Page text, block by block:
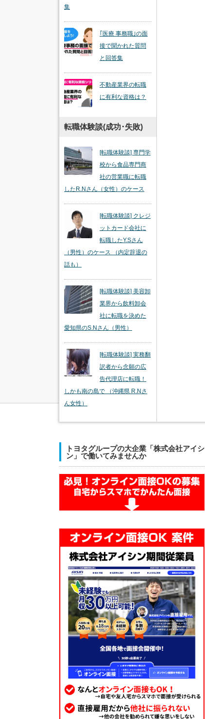
集
｢医療 事務職｣の面
接で聞かれた質問
と回答集
不動産業界の転職
に有利な資格は？
転職体験談(成功･失敗)
[転職体験談] 専門学
校から食品専門商
社の営業職に転職
したR.Nさん（女性）のケース
[転職体験談] クレジ
ットカード会社に
転職したY.Sさん
（男性）のケース （内定辞退の
話も）
[転職体験談] 美容卸
業界から飲料卸会
社に転職を決めた
愛知県のS.Nさん（男性）
[転職体験談] 実務翻
訳者から念願の広
告代理店に転職！
しかも南の島で （沖縄県 R.Nさ
ん女性）
トヨタグループの大企業「株式会社アイシ
ン」で働いてみませんか